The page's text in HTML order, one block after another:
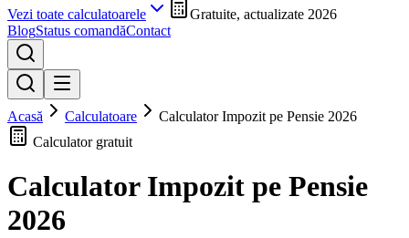
Vezi toate calculatoarele
Gratuite, actualizate 2026
BlogStatus comandăContact
Acasă Calculatoare
Calculator Impozit pe Pensie 2026
Calculator gratuit
Calculator Impozit pe Pensie
2026